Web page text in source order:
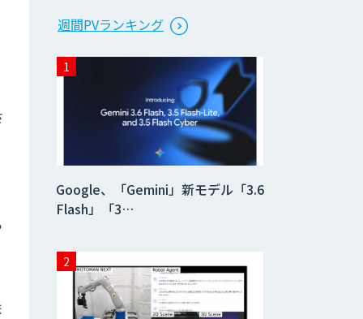
週間PVランキング
Google、「Gemini」新モデル「3.6
Flash」「3…